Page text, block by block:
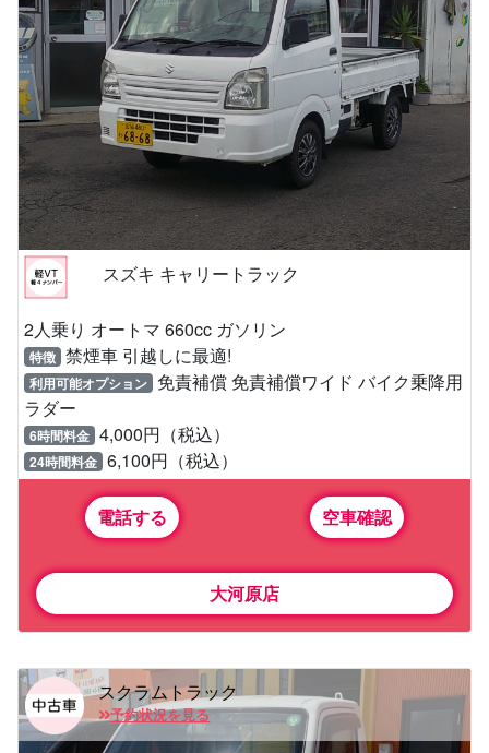
スズキ キャリートラック
2人乗り オートマ 660cc ガソリン
特徴 禁煙車 引越しに最適!
利用可能オプション 免責補償 免責補償ワイド バイク乗降用
ラダー
6時間料金 4,000円（税込）
24時間料金 6,100円（税込）
電話する 空車確認
大河原店
スクラムトラック
予約状況を見る